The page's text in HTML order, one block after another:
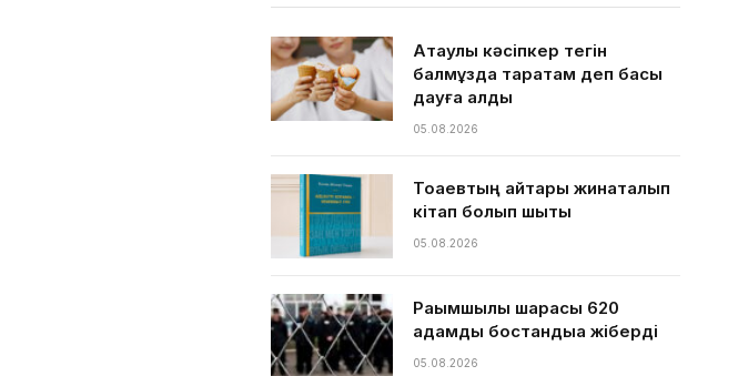
Ақтаулық кәсіпкер тегін
балмұздақ таратам деп басы
дауға қалды
05.08.2026
Тоқаевтың айтқары жинақталып
кітап болып шықты
05.08.2026
Рақымшылық шарасы 620
адамды бостандыққа жіберді
05.08.2026